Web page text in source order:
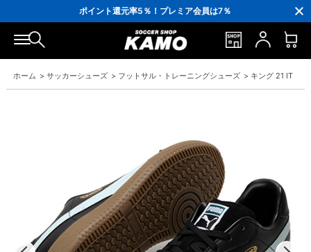
ポイント還元率5％！プレミア会員は7％
会員の方にはお誕生月に「10％OFFクーポン」プレゼント！
16,000円(税込)以上でシューズケースプレゼント！
3,300円(税込)以上で送料無料！
ホーム > サッカーシューズ > フットサル・トレーニングシューズ > キング 21 IT